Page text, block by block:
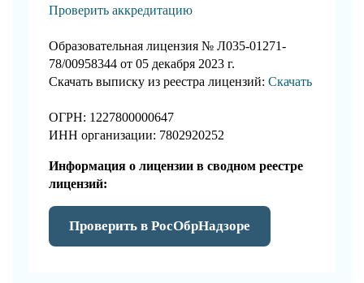
Проверить аккредитацию
Образовательная лицензия № Л035-01271-
78/00958344 от 05 декабря 2023 г.
Скачать выписку из реестра лицензий: Скачать
ОГРН: 1227800000647
ИНН организации: 7802920252
Информация о лицензии в сводном реестре
лицензий:
Проверить в РосОбрНадзоре